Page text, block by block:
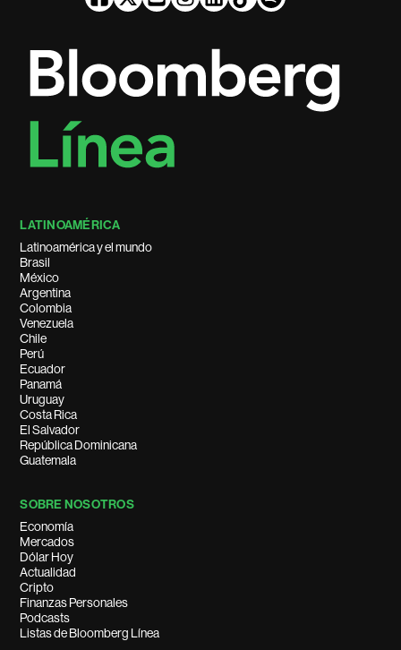
LATINOAMÉRICA
Latinoamérica y el mundo
Brasil
México
Argentina
Colombia
Venezuela
Chile
Perú
Ecuador
Panamá
Uruguay
Costa Rica
El Salvador
República Dominicana
Guatemala
SOBRE NOSOTROS
Economía
Mercados
Dólar Hoy
Actualidad
Cripto
Finanzas Personales
Podcasts
Listas de Bloomberg Línea